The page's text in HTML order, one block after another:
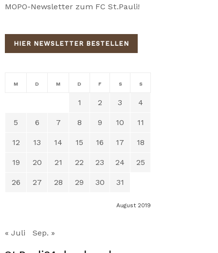
MOPO-Newsletter zum FC St.Pauli!
HIER NEWSLETTER BESTELLEN
August 2019
M D M D F S S
1 2 3 4
5 6 7 8 9 10 11
12 13 14 15 16 17 18
19 20 21 22 23 24 25
26 27 28 29 30 31
« Juli Sep. »